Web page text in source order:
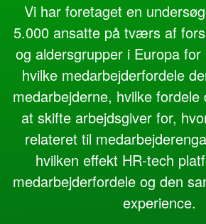
Vi har foretaget en
5.000 ansatte på tværs af
og aldersgrupper i Europa
hvilke medarbejderfordele
medarbejderne, hvilke
at skifte arbejdsgiver for,
relateret til
hvilken effekt HR-tech
medarbejderfordele og den
experience.